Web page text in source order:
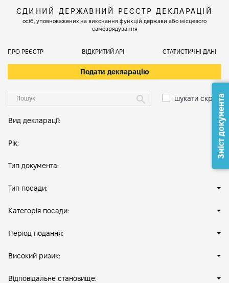
ЄДИНИЙ ДЕРЖАВНИЙ РЕЄСТР ДЕКЛАРАЦІЙ
осіб, уповноважених на виконання функцій держави або місцевого
самоврядування
ПРО РЕЄСТР ВІДКРИТИЙ АРІ СТАТИСТИЧНІ ДАНІ
Подати декларацію
шукати скрізь
Вид декларації:
Рік:
Тип документа:
Тип посади:
Категорія посади:
Період подання:
Високий ризик:
Відповідальне становище:
Зміст документа